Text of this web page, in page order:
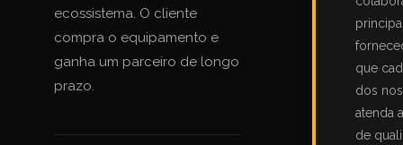
ecossistema. O cliente
compra o equipamento e
ganha um parceiro de longo
prazo.
que
dos
atenda
de